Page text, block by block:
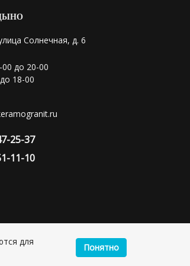
Солнечная, д. 6
до 20-00
18-00
25-37
11-10
для
Понятно